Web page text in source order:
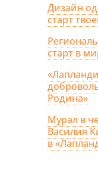
Дизайн
старт
старт в
Родина»
Мурал в
Василия
в